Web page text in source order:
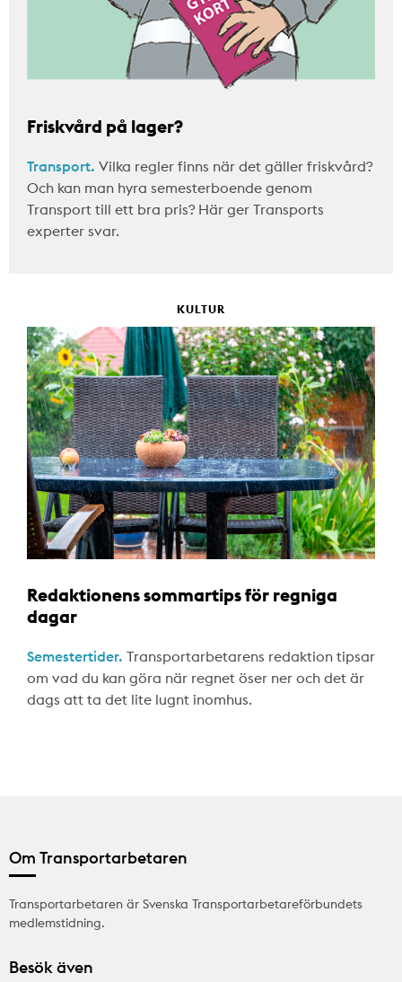
Friskvård på lager?
Transport. Vilka regler finns när det gäller friskvård?
Och kan man hyra semesterboende genom
Transport till ett bra pris? Här ger Transports
experter svar.
KULTUR
Redaktionens sommartips för regniga
dagar
Semestertider. Transportarbetarens redaktion tipsar
om vad du kan göra när regnet öser ner och det är
dags att ta det lite lugnt inomhus.
Om Transportarbetaren
Transportarbetaren är Svenska Transportarbetareförbundets
medlemstidning.
Besök även